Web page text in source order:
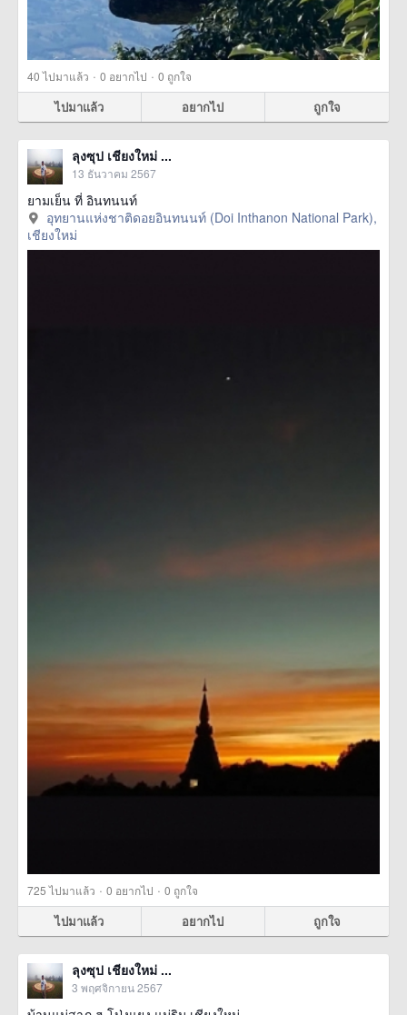
40ไปมาแล้ว · 0 อยากไป · 0 ถูกใจ
ไปมาแล้ว อยากไป ถูกใจ
ลุงซุป เชียงใหม่ ...
13 ธันวาคม 2567
ยามเย็น ที่ อินทนนท์
อุทยานแห่งชาติดอยอินทนนท์ (Doi Inthanon National Park),
เชียงใหม่
725ไปมาแล้ว · 0 อยากไป · 0 ถูกใจ
ไปมาแล้ว อยากไป ถูกใจ
ลุงซุป เชียงใหม่ ...
3 พฤศจิกายน 2567